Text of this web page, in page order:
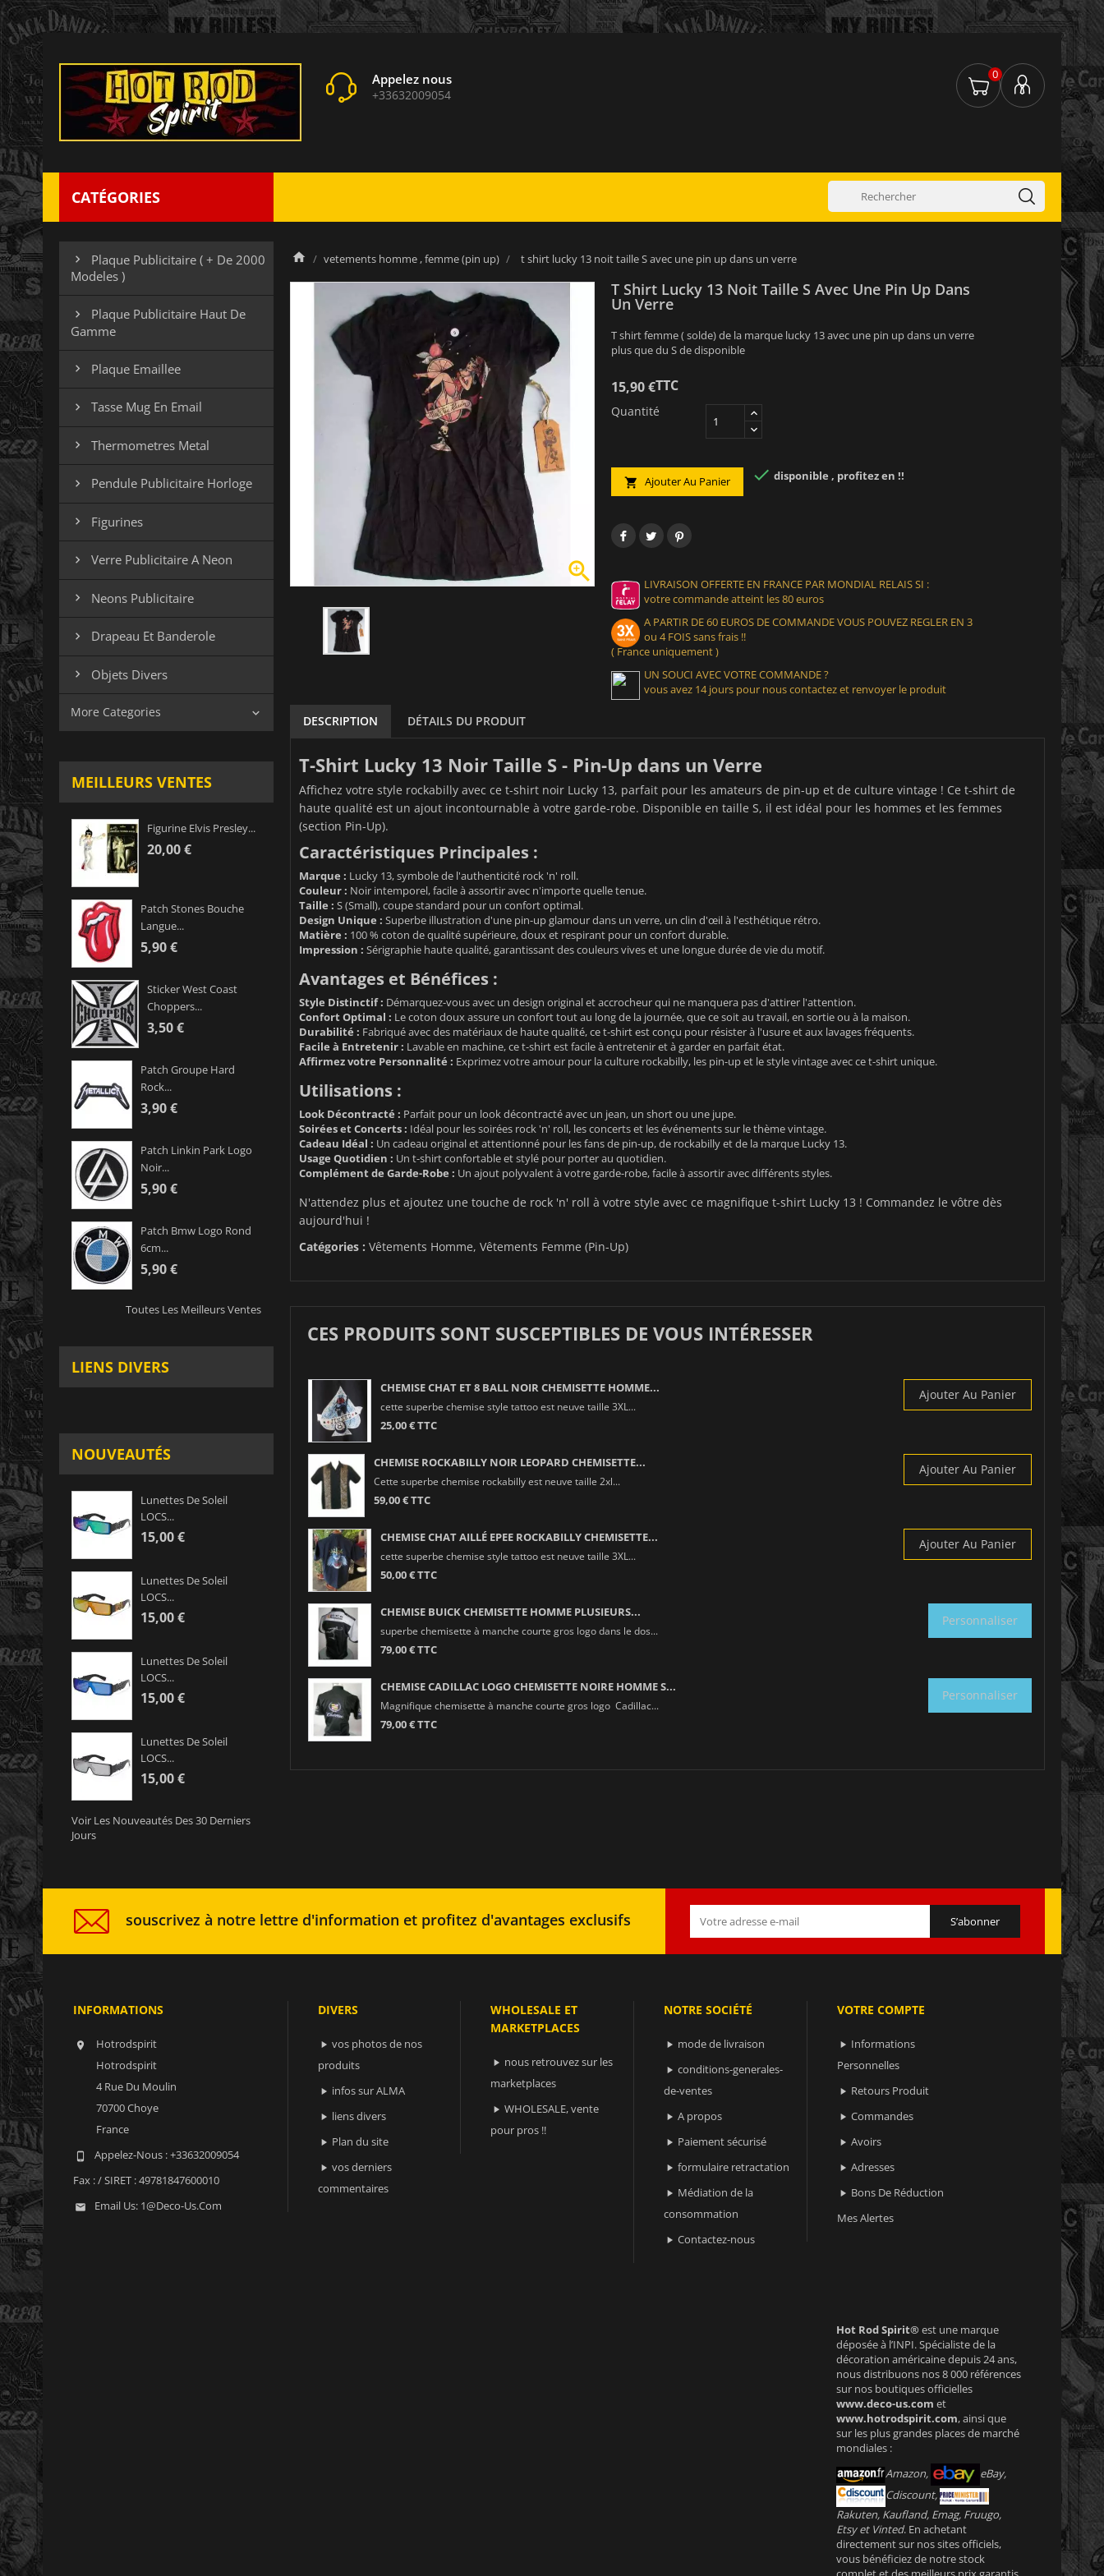
Appelez nous
+33632009054
0
CATÉGORIES

Plaque Publicitaire ( + De 2000
Modeles )

Plaque Publicitaire Haut De
Gamme
 Plaque Emaillee
 Tasse Mug En Email
 Thermometres Metal
 Pendule Publicitaire Horloge
 Figurines
 Verre Publicitaire A Neon
 Neons Publicitaire
 Drapeau Et Banderole
 Objets Divers
More Categories 
MEILLEURS VENTES
Figurine Elvis Presley...
20,00 €
Patch Stones Bouche
Langue...
5,90 €
Sticker West Coast
Choppers...
3,50 €
Patch Groupe Hard
Rock...
3,90 €
Patch Linkin Park Logo
Noir...
5,90 €
Patch Bmw Logo Rond
6cm...
5,90 €
Toutes Les Meilleurs Ventes
LIENS DIVERS
NOUVEAUTÉS
Lunettes De Soleil
LOCS...
15,00 €
Lunettes De Soleil
LOCS...
15,00 €
Lunettes De Soleil
LOCS...
15,00 €
Lunettes De Soleil
LOCS...
15,00 €
Voir Les Nouveautés Des 30 Derniers
Jours
vetements homme , femme (pin up) t shirt lucky 13 noit taille S avec une pin up dans un verre

T Shirt Lucky 13 Noit Taille S Avec Une Pin Up Dans
Un Verre
T shirt femme ( solde) de la marque lucky 13 avec une pin up dans un verre
plus que du S de disponible
15,90 €TTC
Quantité
 Ajouter Au Panier  disponible , profitez en !!
LIVRAISON OFFERTE EN FRANCE PAR MONDIAL RELAIS SI :
votre commande atteint les 80 euros
A PARTIR DE 60 EUROS DE COMMANDE VOUS POUVEZ REGLER EN 3
ou 4 FOIS sans frais !!
( France uniquement )
UN SOUCI AVEC VOTRE COMMANDE ?
vous avez 14 jours pour nous contactez et renvoyer le produit
DESCRIPTION DÉTAILS DU PRODUIT
T-Shirt Lucky 13 Noir Taille S - Pin-Up dans un Verre
Affichez votre style rockabilly avec ce t-shirt noir Lucky 13, parfait pour les amateurs de pin-up et de culture vintage ! Ce t-shirt de
haute qualité est un ajout incontournable à votre garde-robe. Disponible en taille S, il est idéal pour les hommes et les femmes
(section Pin-Up).
Caractéristiques Principales :
Marque : Lucky 13, symbole de l'authenticité rock 'n' roll.
Couleur : Noir intemporel, facile à assortir avec n'importe quelle tenue.
Taille : S (Small), coupe standard pour un confort optimal.
Design Unique : Superbe illustration d'une pin-up glamour dans un verre, un clin d'œil à l'esthétique rétro.
Matière : 100 % coton de qualité supérieure, doux et respirant pour un confort durable.
Impression : Sérigraphie haute qualité, garantissant des couleurs vives et une longue durée de vie du motif.
Avantages et Bénéfices :
Style Distinctif : Démarquez-vous avec un design original et accrocheur qui ne manquera pas d'attirer l'attention.
Confort Optimal : Le coton doux assure un confort tout au long de la journée, que ce soit au travail, en sortie ou à la maison.
Durabilité : Fabriqué avec des matériaux de haute qualité, ce t-shirt est conçu pour résister à l'usure et aux lavages fréquents.
Facile à Entretenir : Lavable en machine, ce t-shirt est facile à entretenir et à garder en parfait état.
Affirmez votre Personnalité : Exprimez votre amour pour la culture rockabilly, les pin-up et le style vintage avec ce t-shirt unique.
Utilisations :
Look Décontracté : Parfait pour un look décontracté avec un jean, un short ou une jupe.
Soirées et Concerts : Idéal pour les soirées rock 'n' roll, les concerts et les événements sur le thème vintage.
Cadeau Idéal : Un cadeau original et attentionné pour les fans de pin-up, de rockabilly et de la marque Lucky 13.
Usage Quotidien : Un t-shirt confortable et stylé pour porter au quotidien.
Complément de Garde-Robe : Un ajout polyvalent à votre garde-robe, facile à assortir avec différents styles.
N'attendez plus et ajoutez une touche de rock 'n' roll à votre style avec ce magnifique t-shirt Lucky 13 ! Commandez le vôtre dès
aujourd'hui !
Catégories : Vêtements Homme, Vêtements Femme (Pin-Up)
CES PRODUITS SONT SUSCEPTIBLES DE VOUS INTÉRESSER
CHEMISE CHAT ET 8 BALL NOIR CHEMISETTE HOMME...
cette superbe chemise style tattoo est neuve taille 3XL...
25,00 € TTC
Ajouter Au Panier
CHEMISE ROCKABILLY NOIR LEOPARD CHEMISETTE...
Cette superbe chemise rockabilly est neuve taille 2xl...
59,00 € TTC
Ajouter Au Panier
CHEMISE CHAT AILLÉ EPEE ROCKABILLY CHEMISETTE...
cette superbe chemise style tattoo est neuve taille 3XL...
50,00 € TTC
Ajouter Au Panier
CHEMISE BUICK CHEMISETTE HOMME PLUSIEURS...
superbe chemisette à manche courte gros logo dans le dos...
79,00 € TTC
Personnaliser
CHEMISE CADILLAC LOGO CHEMISETTE NOIRE HOMME S...
Magnifique chemisette à manche courte gros logo Cadillac...
79,00 € TTC
Personnaliser
souscrivez à notre lettre d'information et profitez d'avantages exclusifs
INFORMATIONS

Hotrodspirit
Hotrodspirit
4 Rue Du Moulin
70700 Choye
France
 Appelez-Nous :+33632009054
Fax :/ SIRET : 49781847600010
 Email Us: 1@deco-Us.com
DIVERS
 vos photos de nos
produits
 infos sur ALMA
 liens divers
 Plan du site
 vos derniers
commentaires
WHOLESALE ET
MARKETPLACES
 nous retrouvez sur les
marketplaces
 WHOLESALE, vente
pour pros !!
NOTRE SOCIÉTÉ
 mode de livraison
 conditions-generales-
de-ventes
 A propos
 Paiement sécurisé
 formulaire retractation
 Médiation de la
consommation
 Contactez-nous
VOTRE COMPTE
 Informations
Personnelles
 Retours Produit
 Commandes
 Avoirs
 Adresses
 Bons De Réduction
Mes Alertes
Hot Rod Spirit®est une marque
déposée à l’INPI. Spécialiste de la
décoration américaine depuis 24 ans,
nous distribuons nos 8 000 références
sur nos boutiques officielles
www.deco-us.com et
www.hotrodspirit.com, ainsi que
sur les plus grandes places de marché
mondiales :
Amazon,
eBay,
Cdiscount,
Rakuten, Kaufland, Emag, Fruugo,
Etsy et Vinted. En achetant
directement sur nos sites officiels,
vous bénéficiez de notre stock